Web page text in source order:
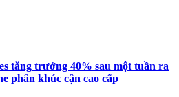
tăng trưởng 40% sau một tuần ra
phân khúc cận cao cấp